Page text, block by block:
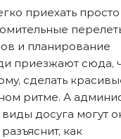
приехать просто
и планирование
приезжают сюда,
сделать
ритме. А
досуга могут
как